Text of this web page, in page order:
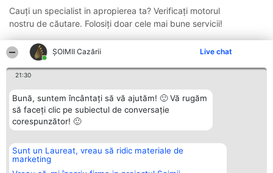
ȘOIMII Cazării Live chat
21:30
Bună, suntem încântați să vă ajutăm! 🙂 Vă rugăm
să faceți clic pe subiectul de conversație
corespunzător! 🙂
Sunt un Laureat, vreau să ridic materiale de
marketing
Cauți un specialist in apropierea ta? Verificați motorul
nostru de căutare. Folosiți doar cele mai bune servicii!
Organizator Ranking
BRIGHT SOLUTIONS BR SRL
Aleea Timisul De Sus 2 Bl. A30
Plebiscyt
Lista Tuturor
Contact